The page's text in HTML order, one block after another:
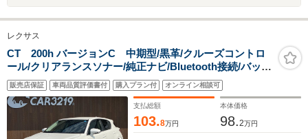
レクサス
CT 200h バージョンC 中期型/黒革/クルーズコントロ
ール/クリアランスソナー/純正ナビ/Bluetooth接続/バック
カメラ/スマートキー&プッシュスタート/シートヒータ
ー/LEDヘッドライト
販売店保証 車両品質評価書付 購入プラン付 オンライン相談可
支払総額
103.8万円
本体価格
98.2万円